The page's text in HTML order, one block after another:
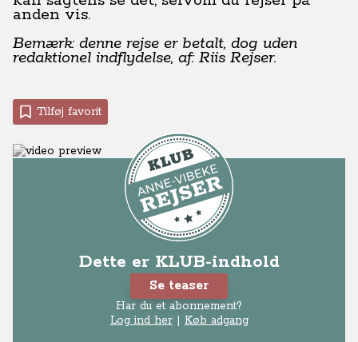
anden vis.
Bemærk: denne rejse er betalt, dog uden
redaktionel indflydelse, af: Riis Rejser.
Tilføj favorit
Dette er KLUB-indhold
Se teaser
Har du et abonnement?
Log ind her| Køb adgang